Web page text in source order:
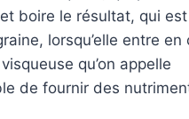
boire le résultat, qui
lorsqu’elle entre
qu’on appelle
de fournir des